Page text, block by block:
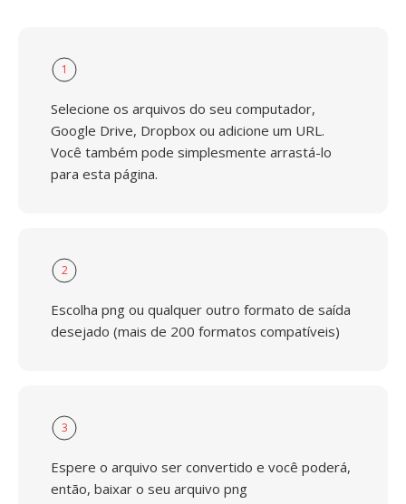
1
Selecione os arquivos do seu computador,
Google Drive, Dropbox ou adicione um URL.
Você também pode simplesmente arrastá-lo
para esta página.
2
Escolha png ou qualquer outro formato de saída
desejado (mais de 200 formatos compatíveis)
3
Espere o arquivo ser convertido e você poderá,
então, baixar o seu arquivo png